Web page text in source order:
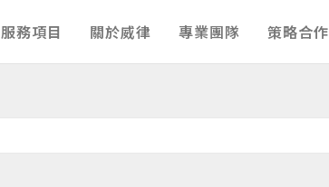
服務項目 關於威律 專業團隊 策略合作